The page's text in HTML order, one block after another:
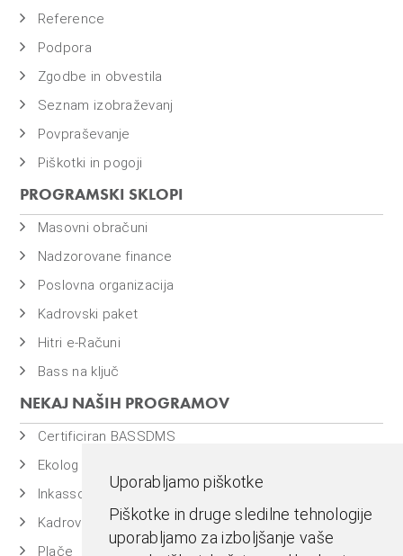
Uporabljamo piškotke
Piškotke in druge sledilne tehnologije
uporabljamo za izboljšanje vaše
Reference
Podpora
Zgodbe in obvestila
Seznam izobraževanj
Povpraševanje
Piškotki in pogoji
PROGRAMSKI SKLOPI
Masovni obračuni
Nadzorovane finance
Poslovna organizacija
Kadrovski paket
Hitri e-Računi
Bass na ključ
NEKAJ NAŠIH PROGRAMOV
Certificiran BASSDMS
Ekolog
Inkasso
Kadrovska evidenca
Plače